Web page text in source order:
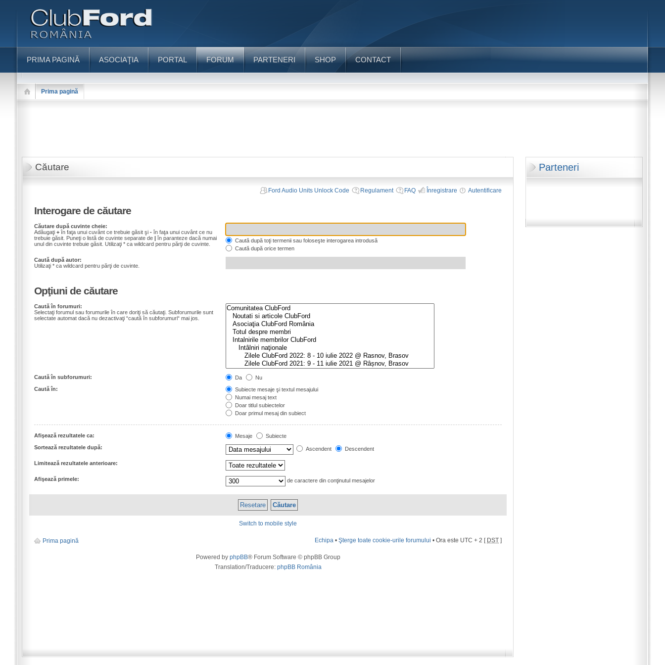
PRIMA PAGINĂ ASOCIAŢIA PORTAL FORUM PARTENERI SHOP CONTACT
Prima pagină
Parteneri
Căutare
Ford Audio Units Unlock Code Regulament FAQ Înregistrare Autentificare
Interogare de căutare
Căutare după cuvinte cheie:
Adăugaţi +în faţa unui cuvânt ce trebuie găsit şi -în faţa unui cuvânt ce nu
trebuie găsit. Puneţi o listă de cuvinte separate de |în paranteze dacă numai
unul din cuvinte trebuie găsit. Utilizaţi * ca wildcard pentru părţi de cuvinte.
Caută după toţi termenii sau foloseşte interogarea introdusă
Caută după orice termen
Caută după autor:
Utilizaţi * ca wildcard pentru părţi de cuvinte.
Opţiuni de căutare
Caută în forumuri:
Selectaţi forumul sau forumurile în care doriţi să căutaţi. Subforumurile sunt
selectate automat dacă nu dezactivaţi “caută în subforumuri“ mai jos.
Caută în subforumuri: Da
Nu
Caută în:
Subiecte mesaje şi textul mesajului
Numai mesaj text
Doar titlul subiectelor
Doar primul mesaj din subiect
Afişează rezultatele ca: Mesaje
Subiecte
Sortează rezultatele după:
Ascendent Descendent
Limitează rezultatele anterioare:
Afişează primele: de caractere din conţinutul mesajelor
Switch to mobile style
Prima pagină Echipa •Şterge toate cookie-urile forumului • Ora este UTC + 2 [ DST ]
Powered by phpBB® Forum Software © phpBB Group
Translation/Traducere: phpBB România